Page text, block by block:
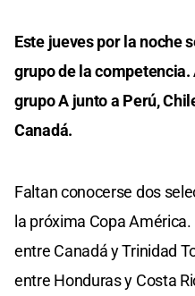
Este jueves por la noche
grupo de la
grupo A junto a Perú,
Canadá.
Faltan conocerse dos
la próxima Copa
entre Canadá y Trinidad
entre Honduras y Costa